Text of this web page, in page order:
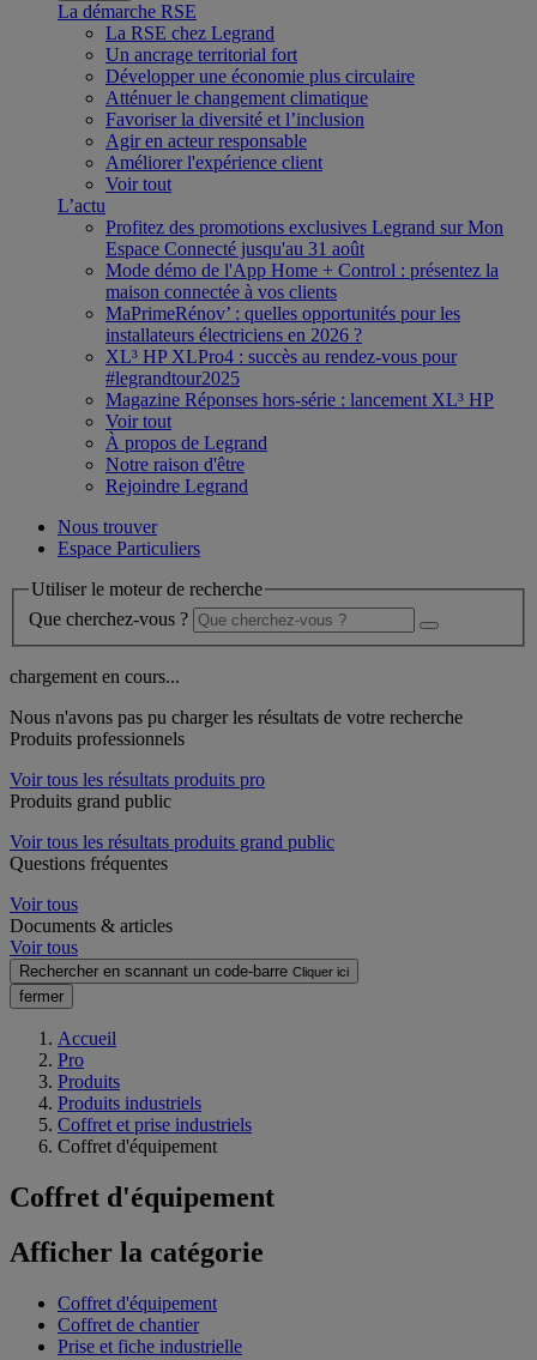
La démarche RSE
La RSE chez Legrand
Un ancrage territorial fort
Développer une économie plus circulaire
Atténuer le changement climatique
Favoriser la diversité et l’inclusion
Agir en acteur responsable
Améliorer l'expérience client
Voir tout
L’actu
Profitez des promotions exclusives Legrand sur Mon
Espace Connecté jusqu'au 31 août
Mode démo de l'App Home + Control : présentez la
maison connectée à vos clients
MaPrimeRénov’ : quelles opportunités pour les
installateurs électriciens en 2026 ?
XL³ HP XLPro4 : succès au rendez-vous pour
#legrandtour2025
Magazine Réponses hors-série : lancement XL³ HP
Voir tout
À propos de Legrand
Notre raison d'être
Rejoindre Legrand
Nous trouver
Espace Particuliers
Utiliser le moteur de recherche
Que cherchez-vous ?
chargement en cours...
Nous n'avons pas pu charger les résultats de votre recherche
Produits professionnels
Voir tous les résultats produits pro
Produits grand public
Voir tous les résultats produits grand public
Questions fréquentes
Voir tous
Documents & articles
Voir tous
Rechercher en scannant un code-barre Cliquer ici
fermer
Accueil
Pro
Produits
Produits industriels
Coffret et prise industriels
Coffret d'équipement
Coffret d'équipement
Afficher la catégorie
Coffret d'équipement
Coffret de chantier
Prise et fiche industrielle